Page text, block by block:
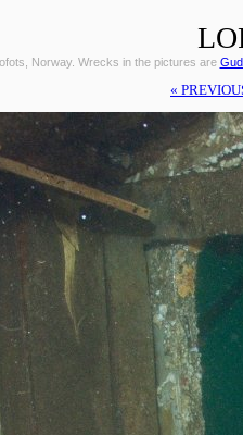
Norway. Wrecks in the pictures are
«